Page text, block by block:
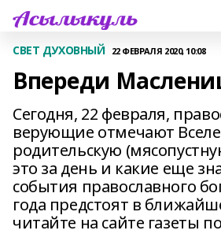
СВЕТ ДУХОВНЫЙ 22 ФЕВРАЛЯ 2020, 10:08
Впереди
Сегодня, 22 февраля,
верующие отмечают
родительскую
это за день и какие еще
события православного
года предстоят в
читайте на сайте газеты